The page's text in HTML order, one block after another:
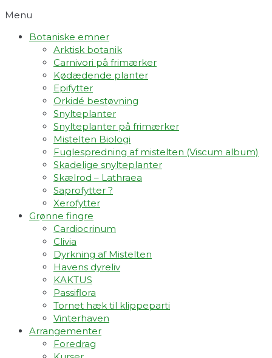
Menu
Botaniske emner
Arktisk botanik
Carnivori på frimærker
Kødædende planter
Epifytter
Orkidé bestøvning
Snylteplanter
Snylteplanter på frimærker
Mistelten Biologi
Fuglespredning af mistelten (Viscum album)​
Skadelige snylteplanter
Skælrod – Lathraea
Saprofytter ?
Xerofytter
Grønne fingre
Cardiocrinum
Clivia
Dyrkning af Mistelten
Havens dyreliv
KAKTUS
Passiflora
Tornet hæk til klippeparti
Vinterhaven
Arrangementer
Foredrag